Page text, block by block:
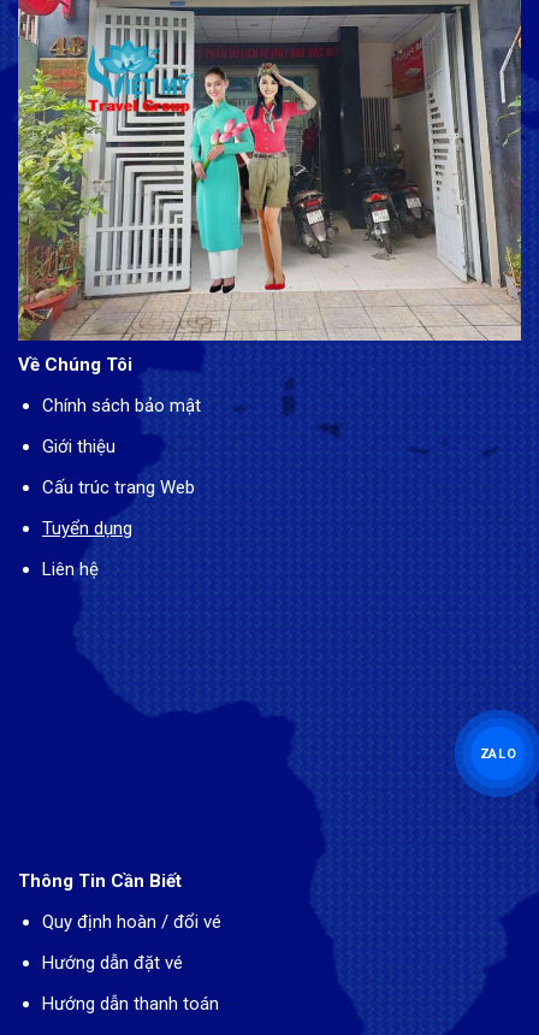
Về Chúng Tôi
Chính sách bảo mật
Giới thiệu
Cấu trúc trang Web
Tuyển dụng
Liên hệ
Thông Tin Cần Biết
Quy định hoàn / đổi vé
Hướng dẫn đặt vé
Hướng dẫn thanh toán
ZALO